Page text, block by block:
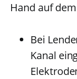
Hand auf
Bei
Kanal